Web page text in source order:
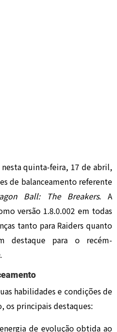
quinta-feira, 17 de abril,
de balanceamento referente
Ball: The Breakers. A
versão 1.8.0.002 em todas
tanto para Raiders quanto
destaque para o recém-
.
habilidades e condições de
os principais destaques:
de evolução obtida ao